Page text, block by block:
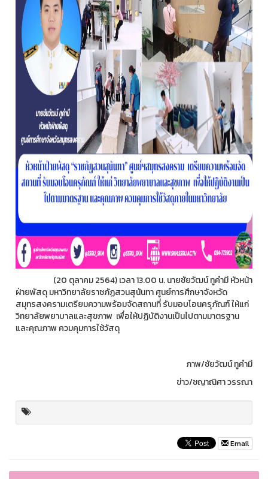
(20 ตุลาคม 2564) เวลา 13.00 น. นายชัยวัฒน์ ทูคำมี หัวหน้า
ฝ่ายพัสดุ มหาวิทยาลัยราชภัฏสวนสุนันทา ศูนย์การศึกษาจังหวัด
สมุทรสงครามเตรียมความพร้อมจัดสถานที่ รับมอบโอนครุภัณฑ์ ให้แก่
วิทยาลัยพยาบาลและสุขภาพ เพื่อให้ปฏิบัติงานเป็นไปตามมาตรฐาน
และคุณภาพ ควมคุมการใช้วัสดุ
ภาพ/ชัยวัฒน์ ทูคำมี
ข่าว/ชญาณิศา วรรณา
Email